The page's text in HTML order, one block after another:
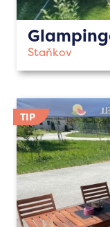
Staňkov